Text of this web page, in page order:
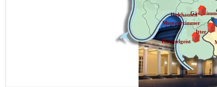
Monteurzimmer
Himmelgeist
Itter
Holthausen